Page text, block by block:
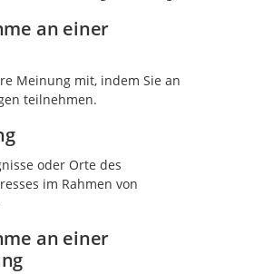
an einer
Meinung mit, indem Sie an
teilnehmen.
oder Orte des
im Rahmen von
an einer